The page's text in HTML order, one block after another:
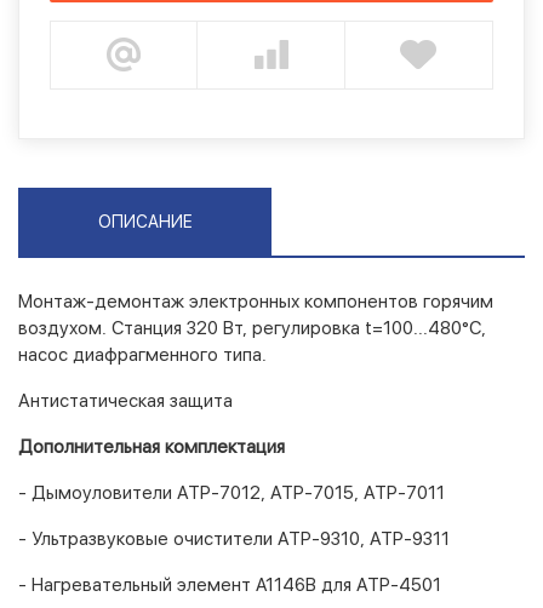
ОПИСАНИЕ
Монтаж-демонтаж электронных компонентов горячим
воздухом. Станция 320 Вт, регулировка t=100...480°C,
насос диафрагменного типа.
Антистатическая защита
Дополнительная комплектация
- Дымоуловители АТР-7012, АТР-7015, АТР-7011
- Ультразвуковые очистители АТР-9310, АТР-9311
- Нагревательный элемент A1146B для АТР-4501